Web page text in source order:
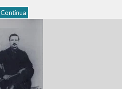
Continua